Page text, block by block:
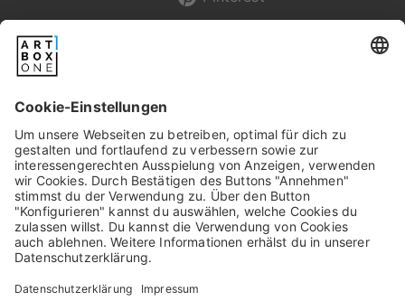
Pixum
Widerrufsbelehrung
Datenschutz
AGB/Kundeninfos